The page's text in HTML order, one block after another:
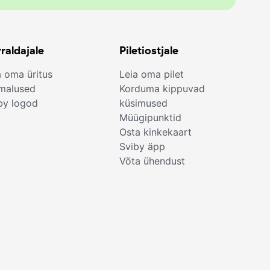
oma üritus
logod
Piletiostjale
Leia oma pilet
Korduma kippuvad
küsimused
Müügipunktid
Osta kinkekaart
Sviby äpp
Võta ühendust